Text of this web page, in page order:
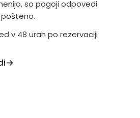
so pogoji odpovedi
v 48 urah po rezervaciji